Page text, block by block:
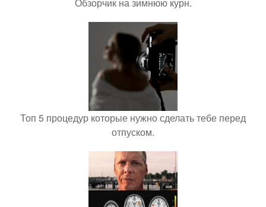
Обзорчик на зимнюю курн.
Топ 5 процедур которые нужно сделать тебе перед
отпуском.